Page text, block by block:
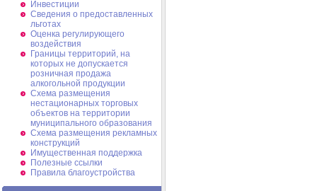
Инвестиции
Сведения о предоставленных
льготах
Оценка регулирующего
воздействия
Границы территорий, на
которых не допускается
розничная продажа
алкогольной продукции
Схема размещения
нестационарных торговых
объектов на территории
муниципального образования
Схема размещения рекламных
конструкций
Имущественная поддержка
Полезные ссылки
Правила благоустройства